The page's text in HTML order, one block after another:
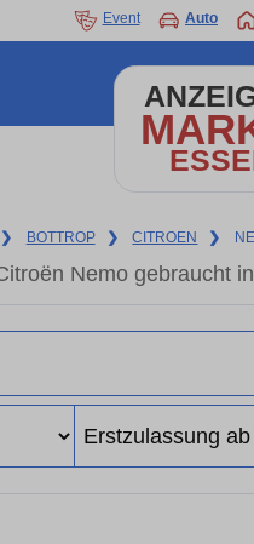
Event Auto
❯ BOTTROP ❯ CITROEN ❯
Nemo gebraucht